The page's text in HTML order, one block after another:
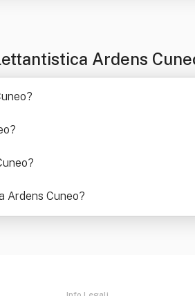
Ardens
?
?
?
Ardens Cuneo?